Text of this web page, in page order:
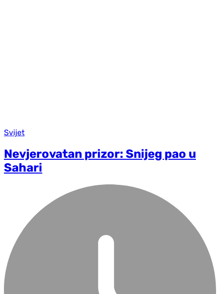
Svijet
Nevjerovatan prizor: Snijeg pao u
Sahari